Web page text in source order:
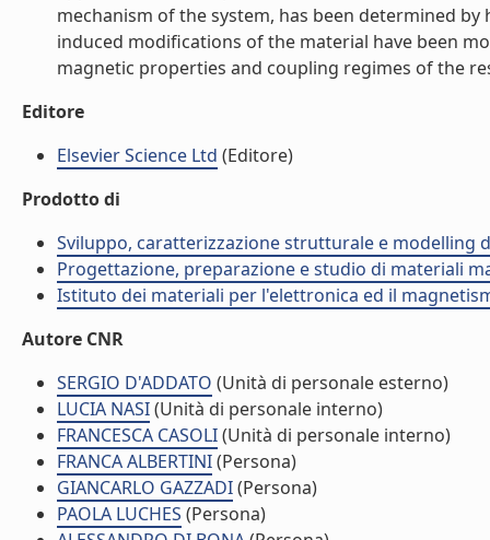
mechanism of the system, has been determined
induced modifications of the material have been
magnetic properties and coupling regimes of the
Editore
Elsevier Science Ltd (Editore)
Prodotto di
Sviluppo, caratterizzazione strutturale e modelling
Progettazione, preparazione e studio di materiali
Istituto dei materiali per l'elettronica ed il
Autore CNR
SERGIO D'ADDATO (Unità di personale esterno)
LUCIA NASI(Unità di personale interno)
FRANCESCA CASOLI(Unità di personale interno)
FRANCA ALBERTINI(Persona)
GIANCARLO GAZZADI(Persona)
PAOLA LUCHES (Persona)